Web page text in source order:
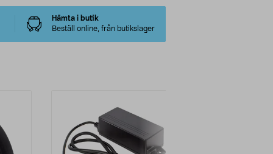
Hämta i butik
Beställ online, från butikslager